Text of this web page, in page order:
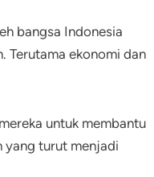
bangsa Indonesia
Terutama ekonomi dan
untuk membantu
yang turut menjadi